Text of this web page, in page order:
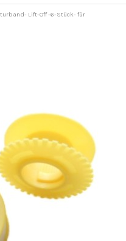
Lift-Off -6-Stück- für